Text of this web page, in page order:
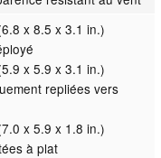
x 8.5 x 3.1 in.)
x 5.9 x 3.1 in.)
repliées vers
x 5.9 x 1.8 in.)
à plat